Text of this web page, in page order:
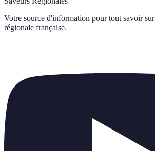
Votre source d'information pour tout savoir sur
régionale française.